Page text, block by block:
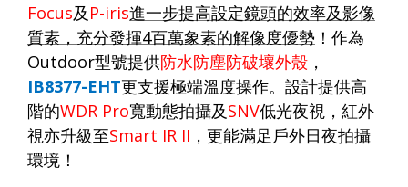
Focus及 P-iris進一步提高設定鏡頭的效率及影像
質素，充分發揮4百萬象素的解像度優勢 ！作為
Outdoor型號提供防水防塵防破壞外殼 ，
IB8377-EHT更支援極端溫度操作。設計提供高
階的WDR Pro寬動態拍攝及SNV低光夜視，紅外
視亦升級至Smart IR II ， 更能滿足戶外日夜拍攝
環境 ！